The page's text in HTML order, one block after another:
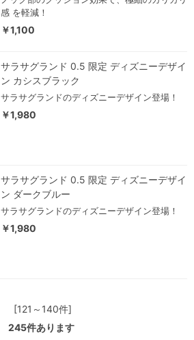
感 を軽減！
￥1,100
サラサグランド 0.5 限定 ディズニーデザイ
ン カシスブラック
サラサグランドのディズニーデザイン登場！
￥1,980
サラサグランド 0.5 限定 ディズニーデザイ
ン ダークブルー
サラサグランドのディズニーデザイン登場！
￥1,980
[121～140件]
245件あります